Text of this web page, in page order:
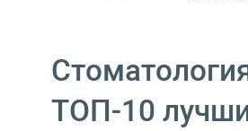
ТОП-10